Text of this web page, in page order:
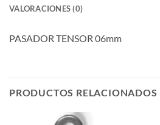
VALORACIONES (0)
PASADOR TENSOR 06mm
PRODUCTOS RELACIONADOS